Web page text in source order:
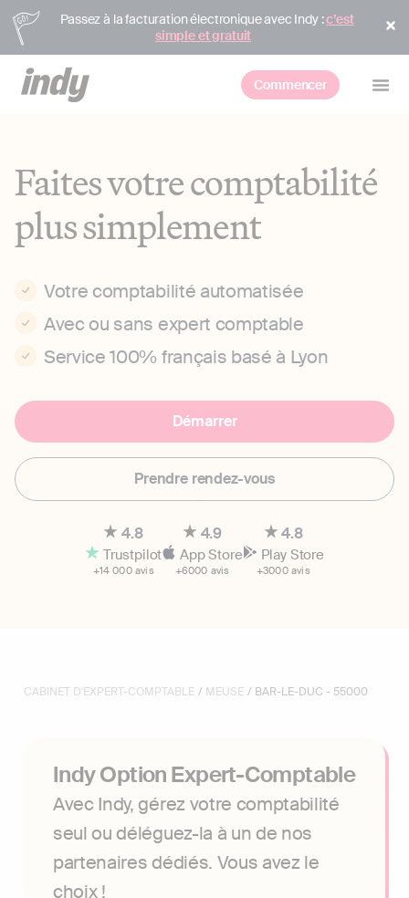
Passez à la facturation électronique avec Indy :c’est
simple et gratuit
Commencer
Faites votre comptabilité
plus simplement
Votre comptabilité automatisée
Avec ou sans expert comptable
Service 100% français basé à Lyon
Démarrer
Prendre rendez-vous
4.8
Trustpilot
+14 000 avis
4.9
App Store
+6000 avis
4.8
Play Store
+3000 avis
CABINET D'EXPERT-COMPTABLE / MEUSE / BAR-LE-DUC - 55000
Indy Option Expert-Comptable
Avec Indy, gérez votre comptabilité
seul ou déléguez-la à un de nos
partenaires dédiés. Vous avez le
choix !